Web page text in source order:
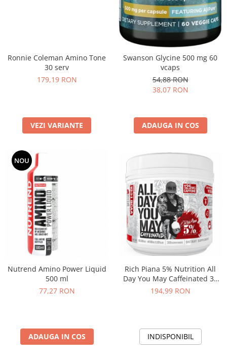
Ronnie Coleman Amino Tone
30 serv
179,19 RON
VEZI VARIANTE
Swanson Glycine 500 mg 60
vcaps
54,88 RON
38,07 RON
ADAUGA IN COS
NOU
Nutrend Amino Power Liquid
500 ml
77,27 RON
ADAUGA IN COS
Rich Piana 5% Nutrition All
Day You May Caffeinated 30
serv
194,99 RON
INDISPONIBIL